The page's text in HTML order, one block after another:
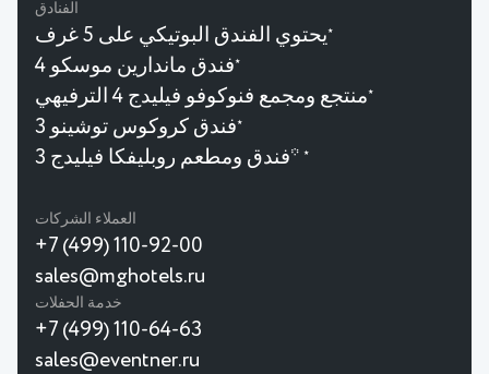
الفنادق
يحتوي الفندق البوتيكي على 5 غرف★
فندق ماندارين موسكو 4★
منتجع ومجمع فنوكوفو فيليدج 4 الترفيهي★
فندق كروكوس توشينو 3★
فندق ومطعم روبليفكا فيليدج 3* ★
العملاء الشركات
+7 (499) 110-92-00
sales@mghotels.ru
خدمة الحفلات
+7 (499) 110-64-63
sales@eventner.ru